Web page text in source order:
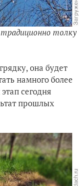
толку
она будет
намного более
сегодня
прошлых